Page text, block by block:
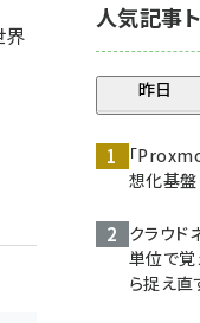
界
人気記事
昨日
「
想化基盤
クラウド
単位で覚
ら捉え